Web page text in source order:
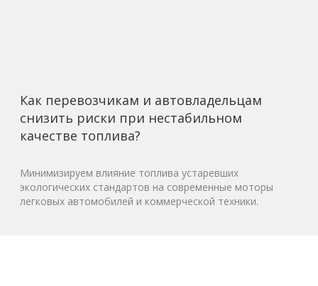
Как перевозчикам и автовладельцам
снизить риски при нестабильном
качестве топлива?
Минимизируем влияние топлива устаревших
экологических стандартов на современные моторы
легковых автомобилей и коммерческой техники.